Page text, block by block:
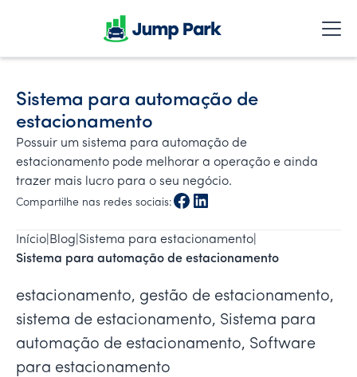
Sistema para automação de
estacionamento
Possuir um sistema para automação de
estacionamento pode melhorar a operação e ainda
trazer mais lucro para o seu negócio.
Compartilhe nas redes sociais:
Início Blog Sistema para estacionamento
Sistema para automação de estacionamento
estacionamento, gestão de estacionamento,
sistema de estacionamento, Sistema para
automação de estacionamento, Software
para estacionamento